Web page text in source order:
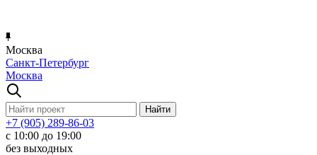
Москва
Санкт-Петербург
Москва
+7 (905) 289-86-03
с 10:00 до 19:00
без выходных